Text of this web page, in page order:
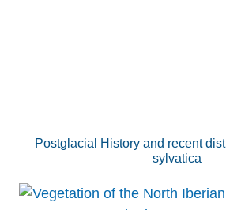
Postglacial History and recent
sylvatica